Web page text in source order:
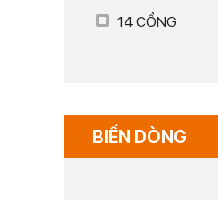
14 CỔNG
BIẾN DÒNG